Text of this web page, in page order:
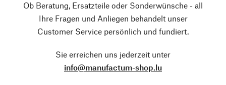
Ob Beratung, Ersatzteile oder Sonderwünsche - all
Ihre Fragen und Anliegen behandelt unser
Customer Service persönlich und fundiert.
Sie erreichen uns jederzeit unter
info@manufactum-shop.lu